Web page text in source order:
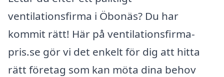
ventilationsfirma i Öbonäs? Du har
kommit rätt! Här på ventilationsfirma-
pris.se gör vi det enkelt för dig att hitta
rätt företag som kan möta dina behov